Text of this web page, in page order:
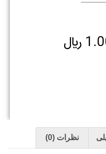
﷼
نظرات (0)